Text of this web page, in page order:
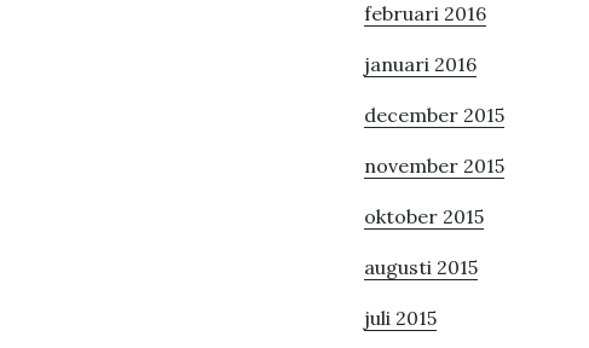
februari 2016
januari 2016
december 2015
november 2015
oktober 2015
augusti 2015
juli 2015